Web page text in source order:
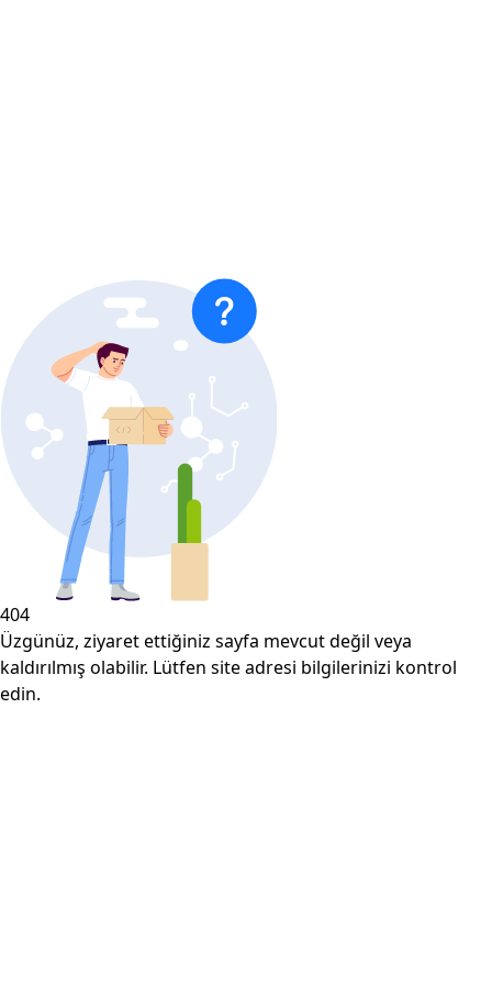
404
Üzgünüz, ziyaret ettiğiniz sayfa mevcut değil veya
kaldırılmış olabilir. Lütfen site adresi bilgilerinizi kontrol
edin.